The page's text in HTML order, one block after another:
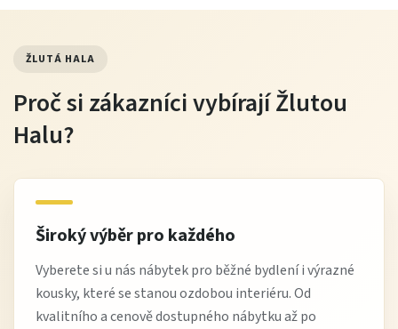
ŽLUTÁ HALA
Proč si zákazníci vybírají Žlutou
Halu?
Široký výběr pro každého
Vyberete si u nás nábytek pro běžné bydlení i výrazné
kousky, které se stanou ozdobou interiéru. Od
kvalitního a cenově dostupného nábytku až po